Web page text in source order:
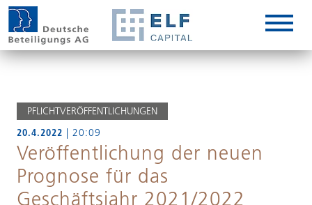
PFLICHTVERÖFFENTLICHUNGEN
20.4.2022 | 20:09
Veröffentlichung der neuen
Prognose für das
Geschäftsjahr 2021/2022